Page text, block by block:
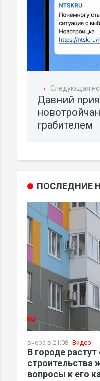
→ Следующая
Давний
грабителем
ПОСЛЕДНИЕ
вчера в 21:08 Видео
В городе
строительства
вопросы к его